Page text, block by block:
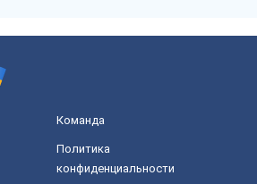
Команда
Политика
конфиденциальности